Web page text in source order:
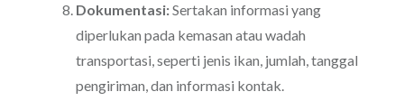
Dokumentasi:Sertakan informasi yang
diperlukan pada kemasan atau wadah
transportasi, seperti jenis ikan, jumlah, tanggal
pengiriman, dan informasi kontak.